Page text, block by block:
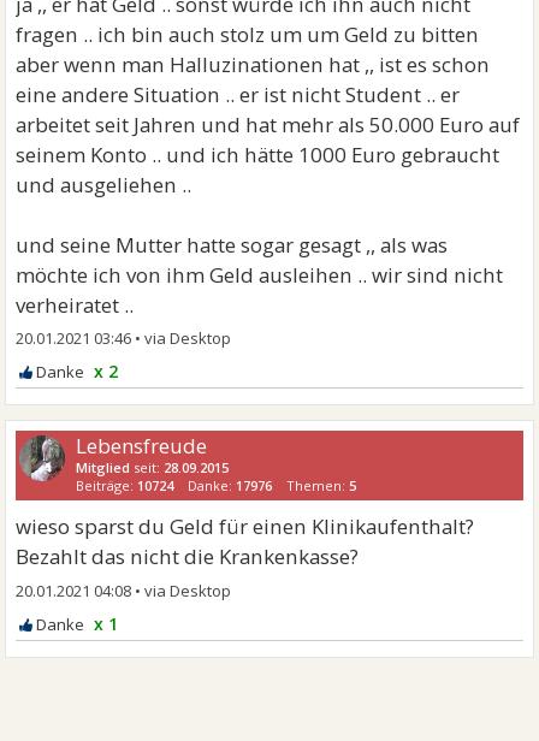
fragen .. ich bin auch stolz um um Geld zu bitten
aber wenn man Halluzinationen hat ,, ist es schon
eine andere Situation .. er ist nicht Student .. er
arbeitet seit Jahren und hat mehr als 50.000 Euro auf
seinem Konto .. und ich hätte 1000 Euro gebraucht
und ausgeliehen ..
und seine Mutter hatte sogar gesagt ,, als was
möchte ich von ihm Geld ausleihen .. wir sind nicht
verheiratet ..
20.01.2021 03:46 •
x 2
Lebensfreude
Mitglied seit: 28.09.2015
Beiträge: 10724 Danke: 17976 Themen:5
wieso sparst du Geld für einen Klinikaufenthalt?
Bezahlt das nicht die Krankenkasse?
20.01.2021 04:08 •
x 1